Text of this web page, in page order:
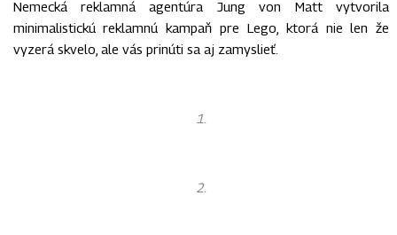
Nemecká reklamná agentúra Jung von Matt vytvorila
minimalistickú reklamnú kampaň pre Lego, ktorá nie len že
vyzerá skvelo, ale vás prinúti sa aj zamyslieť.
1.
2.